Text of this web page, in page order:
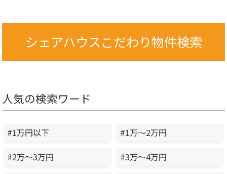
シェアハウスこだわり物件検索
人気の検索ワード
#1万円以下
#1万～2万円
#2万～3万円
#3万～4万円